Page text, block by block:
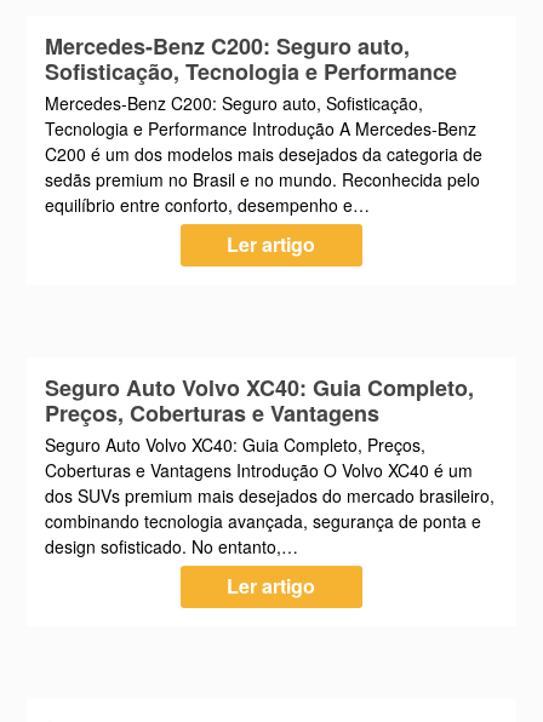
Mercedes-Benz C200: Seguro auto,
Sofisticação, Tecnologia e Performance
Mercedes-Benz C200: Seguro auto, Sofisticação,
Tecnologia e Performance Introdução A Mercedes-Benz
C200 é um dos modelos mais desejados da categoria de
sedãs premium no Brasil e no mundo. Reconhecida pelo
equilíbrio entre conforto, desempenho e…
Ler artigo
Seguro Auto Volvo XC40: Guia Completo,
Preços, Coberturas e Vantagens
Seguro Auto Volvo XC40: Guia Completo, Preços,
Coberturas e Vantagens Introdução O Volvo XC40 é um
dos SUVs premium mais desejados do mercado brasileiro,
combinando tecnologia avançada, segurança de ponta e
design sofisticado. No entanto,…
Ler artigo